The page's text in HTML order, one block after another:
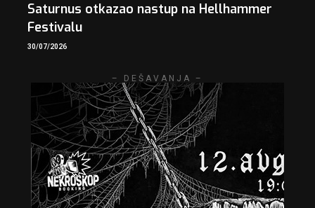
Saturnus otkazao nastup na Hellhammer
Festivalu
30/07/2026
– DEŠAVANJA –